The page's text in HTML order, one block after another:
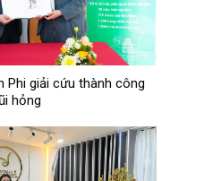
Phi giải cứu thành công
hỏng